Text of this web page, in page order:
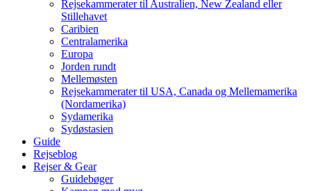
Rejsekammerater til Australien, New Zealand eller
Stillehavet
Caribien
Centralamerika
Europa
Jorden rundt
Mellemøsten
Rejsekammerater til USA, Canada og Mellemamerika
(Nordamerika)
Sydamerika
Sydøstasien
Guide
Rejseblog
Rejser & Gear
Guidebøger